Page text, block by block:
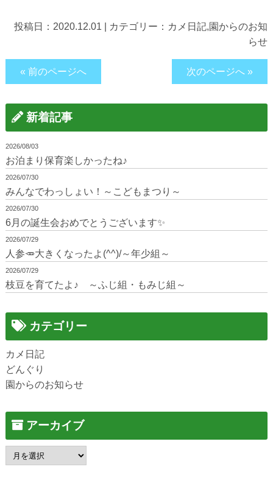
投稿日： 2020.12.01 カテゴリー： カメ日記,園からのお知
らせ
« 前のページへ 次のページへ »
新着記事
2026/08/03
お泊まり保育楽しかったね♪
2026/07/30
みんなでわっしょい！～こどもまつり～
2026/07/30
6月の誕生会おめでとうございます✨
2026/07/29
人参🥕大きくなったよ(^^)/～年少組～
2026/07/29
枝豆を育てたよ♪ ～ふじ組・もみじ組～
カテゴリー
カメ日記
どんぐり
園からのお知らせ
アーカイブ